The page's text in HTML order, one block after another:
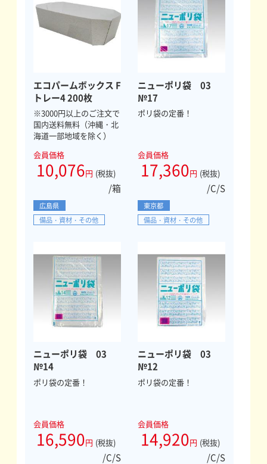
エコパームボックス F
トレー4 200枚
※3000円以上のご注文で
国内送料無料（沖縄・北
海道一部地域を除く）
会員価格
10,076円 (税抜)
/箱
広島県
備品・資材・その他
ニューポリ袋 03
№17
ポリ袋の定番！
会員価格
17,360円 (税抜)
/C/S
東京都
備品・資材・その他
ニューポリ袋 03
№14
ポリ袋の定番！
会員価格
16,590円 (税抜)
/C/S
ニューポリ袋 03
№12
ポリ袋の定番！
会員価格
14,920円 (税抜)
/C/S